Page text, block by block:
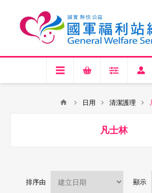
日用 清潔護理
凡士林
排序由 顯示